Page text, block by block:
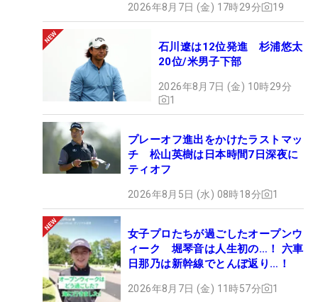
2026年8月7日 (金) 17時29分 19
石川遼は12位発進 杉浦悠太
20位/米男子下部
2026年8月7日 (金) 10時29分
1
プレーオフ進出をかけたラストマッ
チ 松山英樹は日本時間7日深夜に
ティオフ
2026年8月5日 (水) 08時18分 1
女子プロたちが過ごしたオープンウ
ィーク 堀琴音は人生初の…！ 六車
日那乃は新幹線でとんぼ返り…！
2026年8月7日 (金) 11時57分 1